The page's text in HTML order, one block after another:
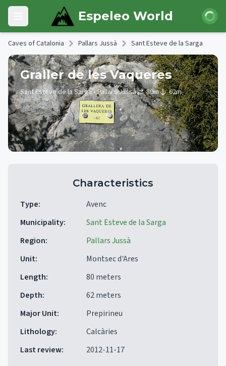
Skip to main content
Open main menu Espeleo World Login
Caves of Catalonia Pallars Jussà Sant Esteve de la Sarga
Graller de les Vaqueres
Sant Esteve de la Sarga• Pallars Jussà 80m 62m
Characteristics
Type:
Avenc
Municipality:
Sant Esteve de la Sarga
Region:
Pallars Jussà
Unit:
Montsec d'Ares
Length:
80 meters
Depth:
62 meters
Major Unit:
Prepirineu
Lithology:
Calcàries
Last review: 2012-11-17